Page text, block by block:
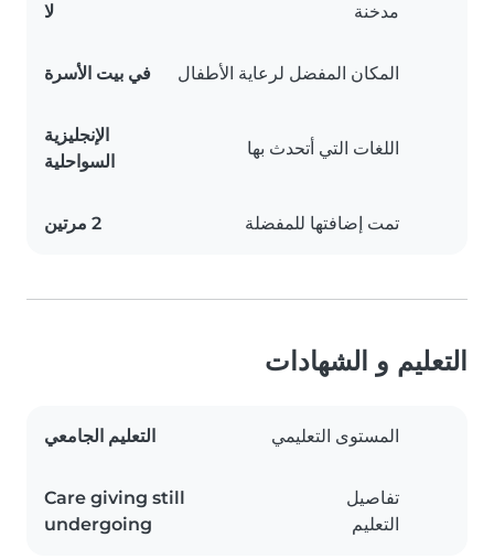
مدخنة لا
المكان المفضل لرعاية الأطفال في بيت الأسرة
اللغات التي أتحدث بها
الإنجليزية
السواحلية
تمت إضافتها للمفضلة 2 مرتين
التعليم و الشهادات
المستوى التعليمي التعليم الجامعي
تفاصيل
التعليم
Care giving still
undergoing